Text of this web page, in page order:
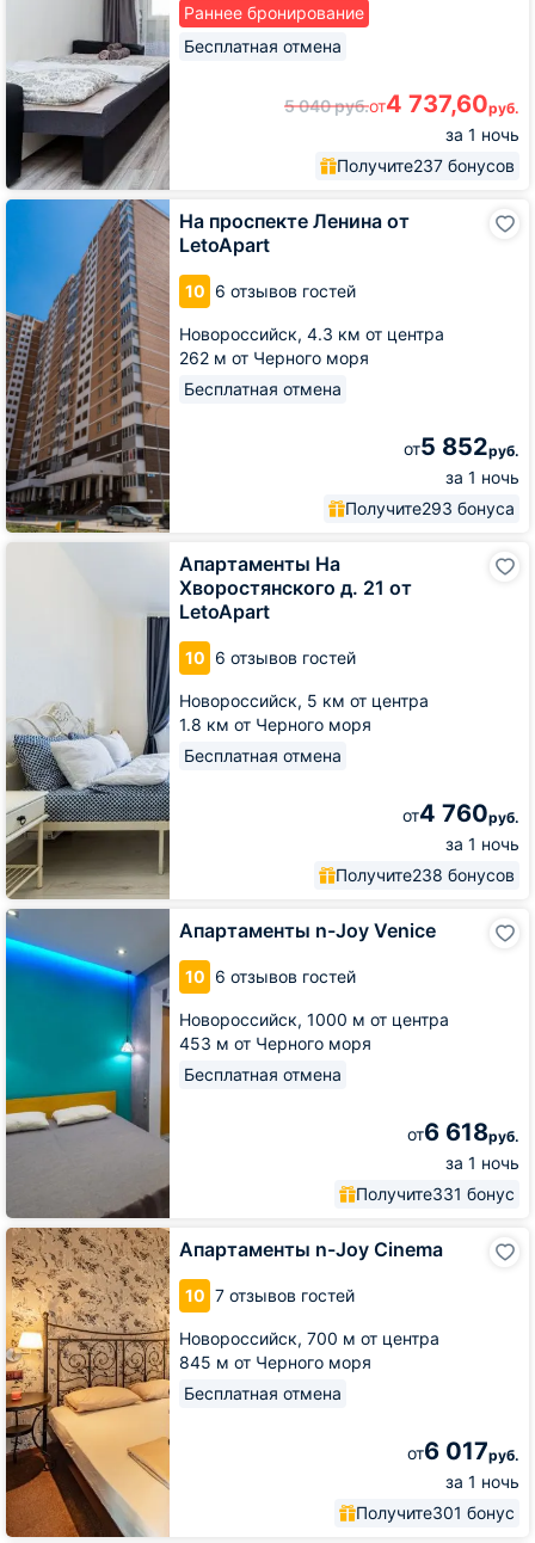
Раннее бронирование
Бесплатная отмена
5 040руб.от4 737,60руб.
за 1 ночь
Получите237 бонусов
На проспекте Ленина от
LetoApart
10 6 отзывов гостей
Новороссийск, 4.3 км от центра
262 м от Черного моря
Бесплатная отмена
от5 852руб.
за 1 ночь
Получите293 бонуса
На
LetoApart
Апартаменты На
Хворостянского д. 21 от
LetoApart
10 6 отзывов гостей
Новороссийск, 5 км от центра
1.8 км от Черного моря
Бесплатная отмена
от4 760руб.
за 1 ночь
Получите238 бонусов
Апартаменты
Апартаменты n-Joy Venice
10 6 отзывов гостей
Новороссийск, 1000 м от центра
453 м от Черного моря
Бесплатная отмена
от6 618руб.
за 1 ночь
Получите331 бонус
Апартаменты
n-
Joy
Venice
Апартаменты n-Joy Cinema
10 7 отзывов гостей
Новороссийск, 700 м от центра
845 м от Черного моря
Бесплатная отмена
от6 017руб.
за 1 ночь
Получите301 бонус
Апартаменты
n-
Joy
Cinema